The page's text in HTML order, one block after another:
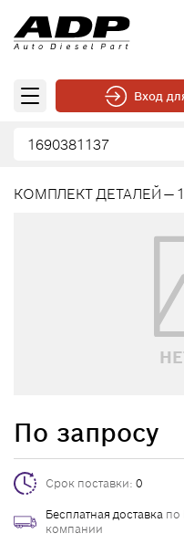
Вход
КОМПЛЕКТ ДЕТАЛЕЙ —
По запросу
Срок поставки: 0
Бесплатная доставка по
компании